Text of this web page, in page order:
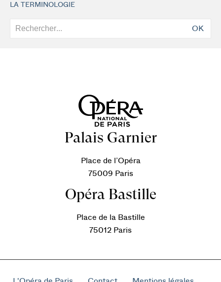
LA TERMINOLOGIE
OK
Palais Garnier
Place de l’Opéra
75009 Paris
Opéra Bastille
Place de la Bastille
75012 Paris